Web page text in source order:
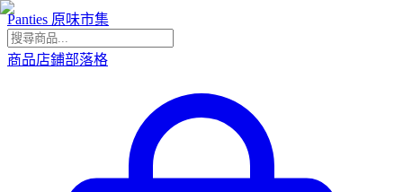
Panties 原味市集
商品店鋪部落格